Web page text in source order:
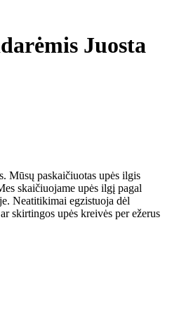
Juosta
Mūsų paskaičiuotas upės ilgis
skaičiuojame upės ilgį pagal
Neatitikimai egzistuoja dėl
skirtingos upės kreivės per ežerus